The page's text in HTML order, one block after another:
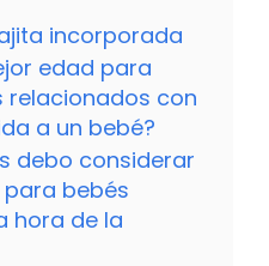
incorporada
edad para
con
a un bebé?
debo considerar
bebés
hora de la